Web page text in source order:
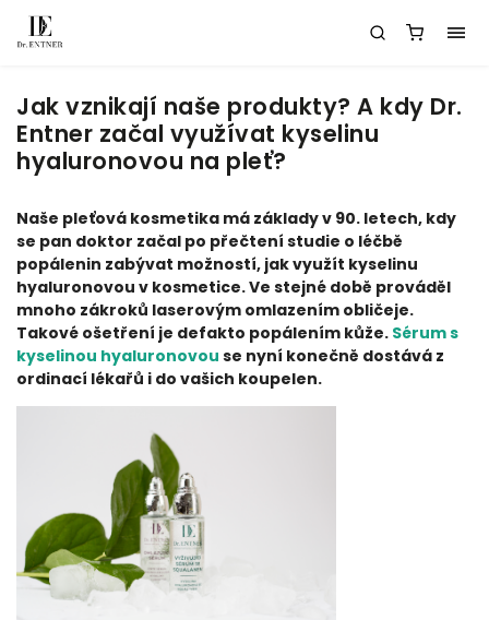
Jak vznikají naše produkty? A kdy Dr.
Entner začal využívat kyselinu
hyaluronovou na pleť?
Naše pleťová kosmetika má základy v 90. letech, kdy
se pan doktor začal po přečtení studie o léčbě
popálenin zabývat možností, jak využít kyselinu
hyaluronovou v kosmetice. Ve stejné době prováděl
mnoho zákroků laserovým omlazením obličeje.
Takové ošetření je defakto popálením kůže. Sérum s
kyselinou hyaluronovou se nyní konečně dostává z
ordinací lékařů i do vašich koupelen.